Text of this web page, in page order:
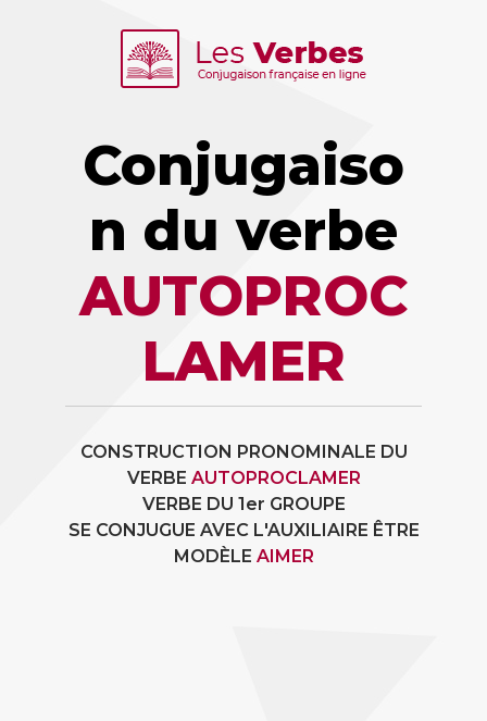
Conjugaiso
n du verbe
AUTOPROC
LAMER
CONSTRUCTION PRONOMINALE DU
VERBE AUTOPROCLAMER
VERBE DU 1er GROUPE
SE CONJUGUE AVEC L'AUXILIAIRE ÊTRE
MODÈLE AIMER